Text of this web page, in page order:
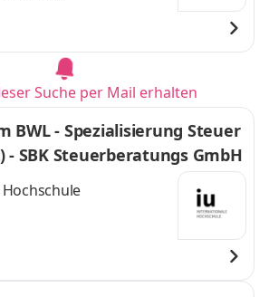
Suche per Mail erhalten
BWL - Spezialisierung Steuer
- SBK Steuerberatungs GmbH